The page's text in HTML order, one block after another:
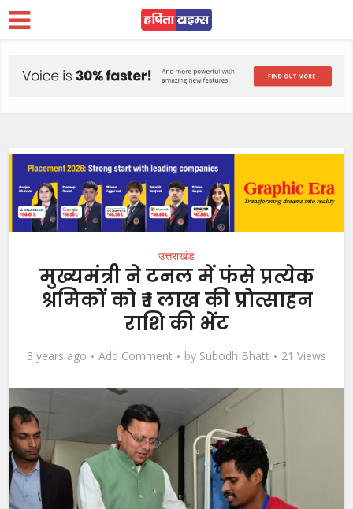
उत्तराखंड
मुख्यमंत्री ने टनल में फंसे प्रत्येक
श्रमिकों को ₹ 1 लाख की प्रोत्साहन
राशि की भेंट
3 years ago Add Comment by Subodh Bhatt 21 Views